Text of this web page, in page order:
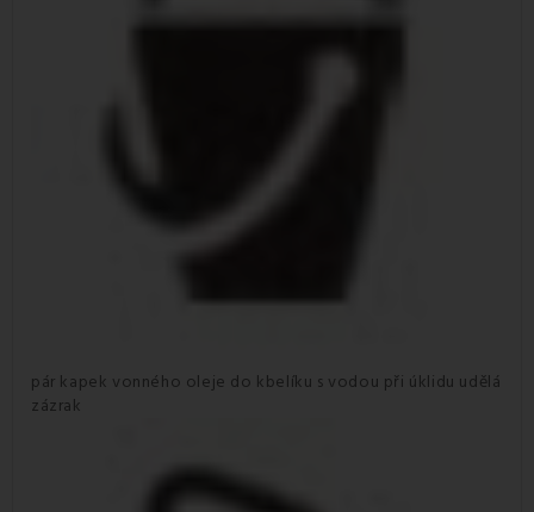
pár kapek vonného oleje do kbelíku s vodou při úklidu udělá
zázrak